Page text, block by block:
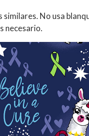
No usa
necesario.